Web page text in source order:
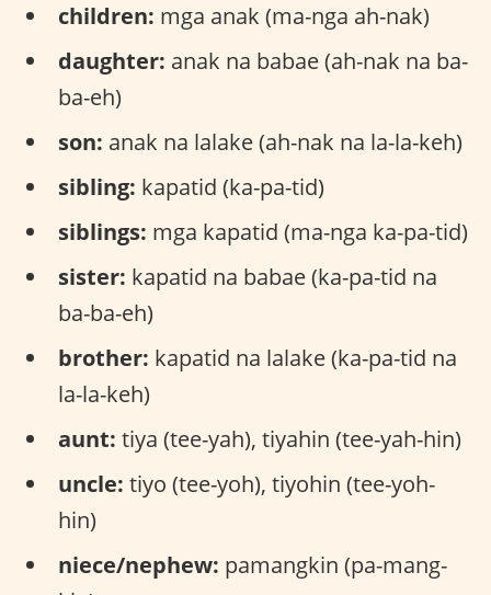
children: mga anak (ma-nga ah-nak)
daughter: anak na babae (ah-nak na ba-
ba-eh)
son: anak na lalake (ah-nak na la-la-keh)
sibling: kapatid (ka-pa-tid)
siblings: mga kapatid (ma-nga ka-pa-tid)
sister: kapatid na babae (ka-pa-tid na
ba-ba-eh)
brother: kapatid na lalake (ka-pa-tid na
la-la-keh)
aunt: tiya (tee-yah), tiyahin (tee-yah-hin)
uncle: tiyo (tee-yoh), tiyohin (tee-yoh-
hin)
niece/nephew: pamangkin (pa-mang-